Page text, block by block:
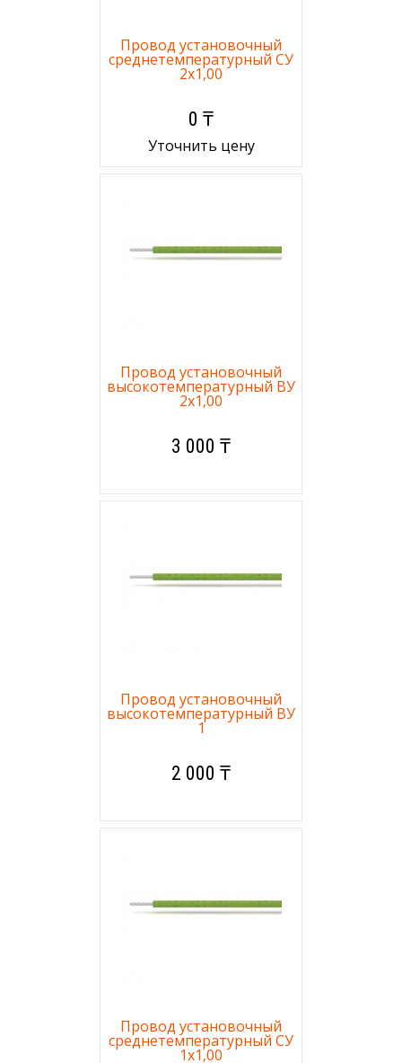
Провод установочный
среднетемпературный СУ
2х1,00
0 ₸
Уточнить цену
Провод установочный
высокотемпературный ВУ
2х1,00
3 000 ₸
Провод установочный
высокотемпературный ВУ
1
2 000 ₸
Провод установочный
среднетемпературный СУ
1х1,00